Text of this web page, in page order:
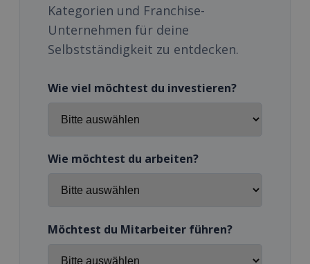
Kategorien und Franchise-
Unternehmen für deine
Selbstständigkeit zu entdecken.
Wie viel möchtest du investieren?
Wie möchtest du arbeiten?
Möchtest du Mitarbeiter führen?